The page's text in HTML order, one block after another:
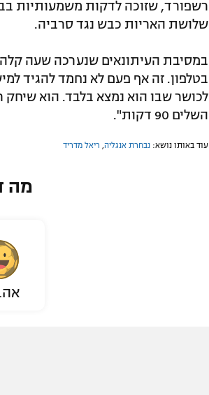
רשפורד, שזוכה לדקות משמעותיות
שלושת האריות כבש נגד סרביה.
במסיבת העיתונאים שנערכה שעה קלה
בטלפון. זה אף פעם לא נחמד להגיד
השלים 90 דקות".
עוד באותו נושא: נבחרת אנגליה ריאל מדריד
מה